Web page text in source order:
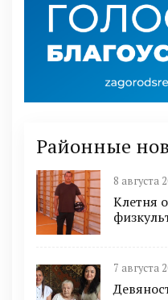
Районные
8 августа
Клетня
7 августа